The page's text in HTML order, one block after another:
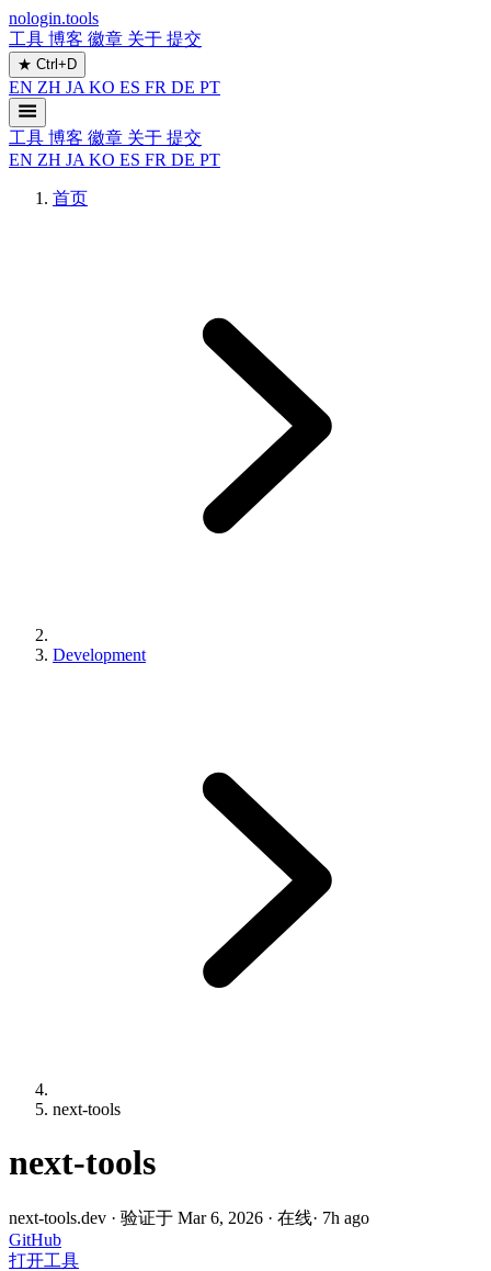
nologin.tools
工具 博客 徽章 关于 提交
★ Ctrl+D
EN ZH JA KO ES FR DE PT
工具 博客 徽章 关于 提交
EN ZH JA KO ES FR DE PT
首页
Development
next-tools
next-tools
next-tools.dev · 验证于 Mar 6, 2026 · 在线· 7h ago
GitHub
打开工具